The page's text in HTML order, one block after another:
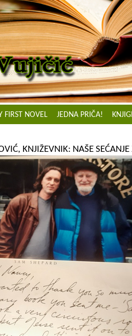
FIRST NOVEL JEDNA PRIČA!
KNJIŽEVNIK: NAŠE SEĆANJE